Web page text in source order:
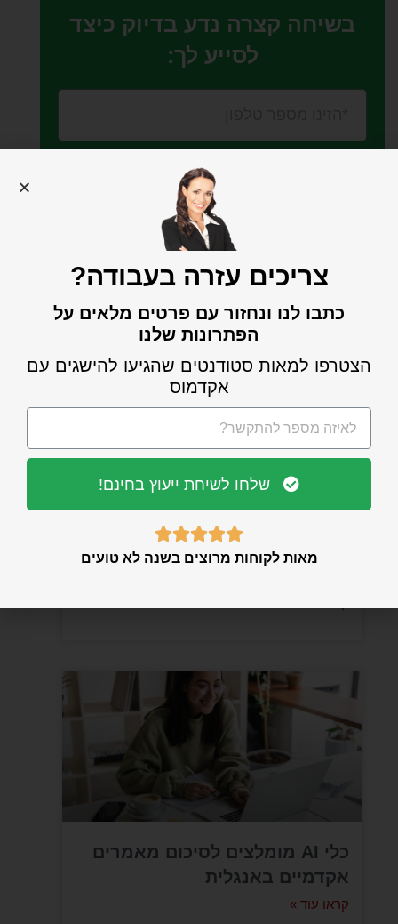
בשיחה קצרה נדע בדיוק כיצד
לסייע לך:
שלחו למענה מהיר
עשויי לעניין אותך...
ניסוח מחדש של פסקאות בצורה
אקדמית אוטומטית: מדריך מעשי
כלי AI מומלצים לסיכום מאמרים
אקדמיים באנגלית
קראו עוד »
צריכים עזרה בעבודה?
כתבו לנו ונחזור עם פרטים מלאים על
הפתרונות שלנו
הצטרפו למאות סטודנטים שהגיעו להישגים עם
אקדמוס
שלחו לשיחת ייעוץ בחינם!





מאות לקוחות מרוצים בשנה לא טועים